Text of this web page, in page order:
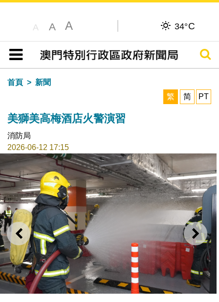
A A A 34°C
目錄
搜尋
首頁
新聞
繁
简 PT
美獅美高梅酒店火警演習
消防局
2026-06-12 17:15
上一則 下一